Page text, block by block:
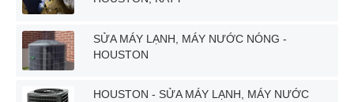
SỬA MÁY LẠNH, MÁY NƯỚC NÓNG -
HOUSTON
HOUSTON - SỬA MÁY LẠNH, MÁY NƯỚC